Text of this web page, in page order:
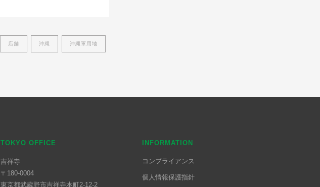
店舗 沖縄 沖縄軍用地
TOKYO OFFICE
吉祥寺
〒180-0004
東京都武蔵野市吉祥寺本町2-12-2
INFORMATION
コンプライアンス
個人情報保護指針